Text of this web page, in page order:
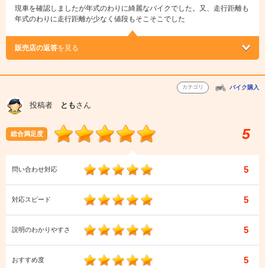
現車を確認しましたが年式のわりに綺麗なバイクでした。又、走行距離も
年式のわりに走行距離が少なく値段もそこそこでした
販売店の返答を見る
カテゴリ バイク購入
投稿者 ともさん
総合満足度 5
問い合わせ対応 5
対応スピード 5
説明のわかりやすさ 5
おすすめ度 5